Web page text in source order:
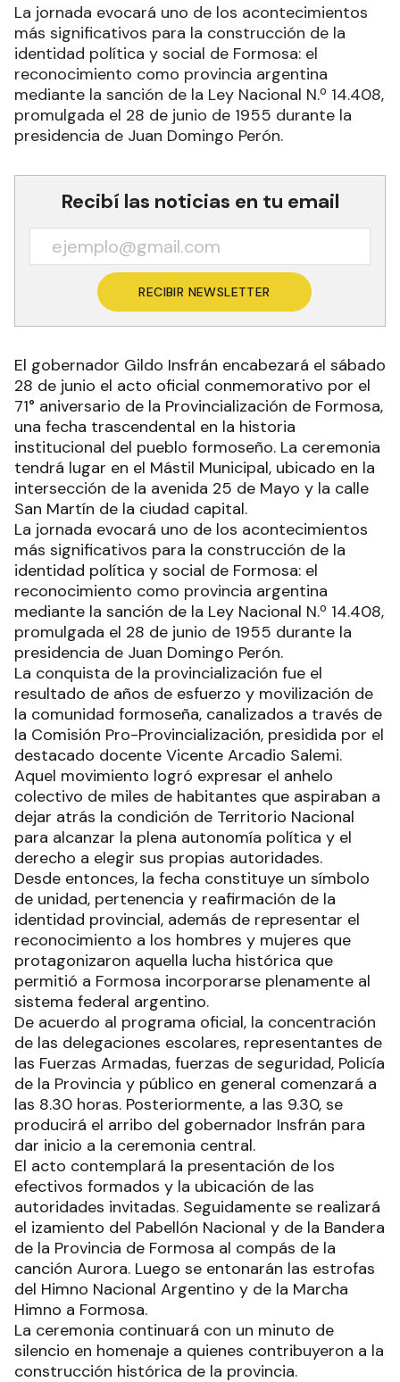
La jornada evocará uno de los acontecimientos
más significativos para la construcción de la
identidad política y social de Formosa: el
reconocimiento como provincia argentina
mediante la sanción de la Ley Nacional N.º 14.408,
promulgada el 28 de junio de 1955 durante la
presidencia de Juan Domingo Perón.
Recibí las noticias en tu email
RECIBIR NEWSLETTER
El gobernador Gildo Insfrán encabezará el sábado
28 de junio el acto oficial conmemorativo por el
71° aniversario de la Provincialización de Formosa,
una fecha trascendental en la historia
institucional del pueblo formoseño. La ceremonia
tendrá lugar en el Mástil Municipal, ubicado en la
intersección de la avenida 25 de Mayo y la calle
San Martín de la ciudad capital.
La jornada evocará uno de los acontecimientos
más significativos para la construcción de la
identidad política y social de Formosa: el
reconocimiento como provincia argentina
mediante la sanción de la Ley Nacional N.º 14.408,
promulgada el 28 de junio de 1955 durante la
presidencia de Juan Domingo Perón.
La conquista de la provincialización fue el
resultado de años de esfuerzo y movilización de
la comunidad formoseña, canalizados a través de
la Comisión Pro-Provincialización, presidida por el
destacado docente Vicente Arcadio Salemi.
Aquel movimiento logró expresar el anhelo
colectivo de miles de habitantes que aspiraban a
dejar atrás la condición de Territorio Nacional
para alcanzar la plena autonomía política y el
derecho a elegir sus propias autoridades.
Desde entonces, la fecha constituye un símbolo
de unidad, pertenencia y reafirmación de la
identidad provincial, además de representar el
reconocimiento a los hombres y mujeres que
protagonizaron aquella lucha histórica que
permitió a Formosa incorporarse plenamente al
sistema federal argentino.
De acuerdo al programa oficial, la concentración
de las delegaciones escolares, representantes de
las Fuerzas Armadas, fuerzas de seguridad, Policía
de la Provincia y público en general comenzará a
las 8.30 horas. Posteriormente, a las 9.30, se
producirá el arribo del gobernador Insfrán para
dar inicio a la ceremonia central.
El acto contemplará la presentación de los
efectivos formados y la ubicación de las
autoridades invitadas. Seguidamente se realizará
el izamiento del Pabellón Nacional y de la Bandera
de la Provincia de Formosa al compás de la
canción Aurora. Luego se entonarán las estrofas
del Himno Nacional Argentino y de la Marcha
Himno a Formosa.
La ceremonia continuará con un minuto de
silencio en homenaje a quienes contribuyeron a la
construcción histórica de la provincia.